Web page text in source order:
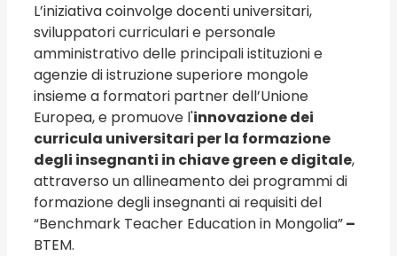
L’iniziativa coinvolge docenti universitari,
sviluppatori curriculari e personale
amministrativo delle principali istituzioni e
agenzie di istruzione superiore mongole
insieme a formatori partner dell’Unione
Europea, e promuove l'innovazione dei
curricula universitari per la formazione
degli insegnanti in chiave green e digitale,
attraverso un allineamento dei programmi di
formazione degli insegnanti ai requisiti del
“Benchmark Teacher Education in Mongolia”–
BTEM.